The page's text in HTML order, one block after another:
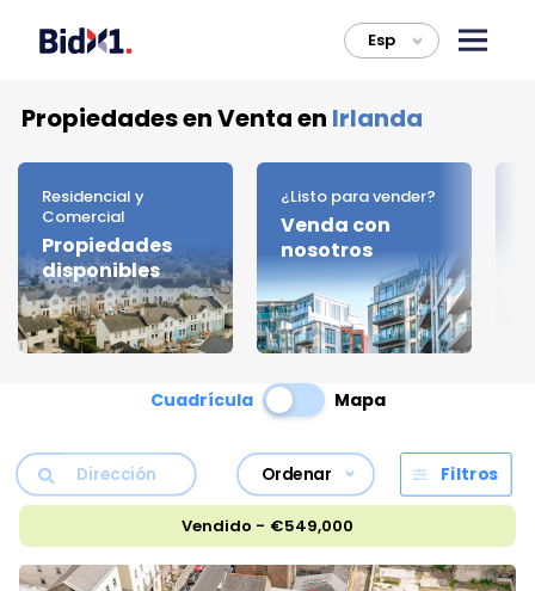
Esp >
Propiedades en Venta en Irlanda
Residencial y
Comercial
Propiedades
disponibles
¿Listo para vender?
Venda con
nosotros
Cuadrícula Mapa
Ordenar Filtros
Vendido - €549,000